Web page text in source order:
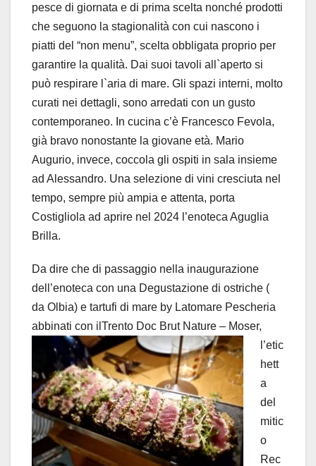
pesce di giornata e di prima scelta nonché prodotti
che seguono la stagionalità con cui nascono i
piatti del “non menu”, scelta obbligata proprio per
garantire la qualità. Dai suoi tavoli all`aperto si
può respirare l`aria di mare. Gli spazi interni, molto
curati nei dettagli, sono arredati con un gusto
contemporaneo. In cucina c’è Francesco Fevola,
già bravo nonostante la giovane età. Mario
Augurio, invece, coccola gli ospiti in sala insieme
ad Alessandro. Una selezione di vini cresciuta nel
tempo, sempre più ampia e attenta, porta
Costigliola ad aprire nel 2024 l’enoteca Aguglia
Brilla.
Da dire che di passaggio nella inaugurazione
dell’enoteca con una Degustazione di ostriche (
da Olbia) e tartufi di mare by Latomare Pescheria
abbinati con ilTrento Doc Brut Nature – Moser,
l’etic
hett
a
del
mitic
o
Rec